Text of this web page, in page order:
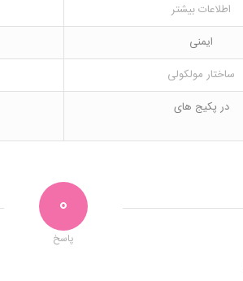
اطلاعات بیشتر
ایمنی
ساختار مولکولی
در پکیج های
0
پاسخ